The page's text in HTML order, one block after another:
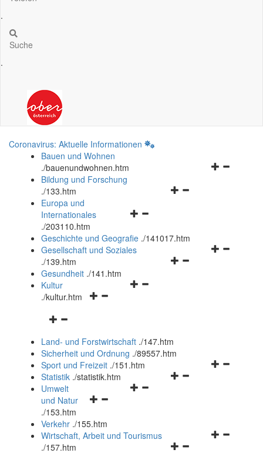
.
Suche
.
Coronavirus: Aktuelle Informationen
Bauen und Wohnen
./bauenundwohnen.htm
Navigationsmenü
Bildung und Forschung
./133.htm
Navigationsmenü
und
schließen
Europa und
Internationales
./203110.htm
Geschichte und Geografie ./141017.htm
Navigationsmenü
Gesellschaft und Soziales
./139.htm
Navigationsmenü
Gesundheit ./141.htm
Navigationsmenü
Kultur
./kultur.htm
Navigationsmenü
und
schließen
Land- und Forstwirtschaft ./147.htm
Sicherheit und Ordnung ./89557.htm
Navigationsmenü
Sport und Freizeit ./151.htm
Navigationsmenü
Statistik ./statistik.htm
Navigationsmenü
und
schließen
Umwelt
und Natur
./153.htm
Verkehr ./155.htm
Navigationsmenü
Wirtschaft, Arbeit und Tourismus
./157.htm